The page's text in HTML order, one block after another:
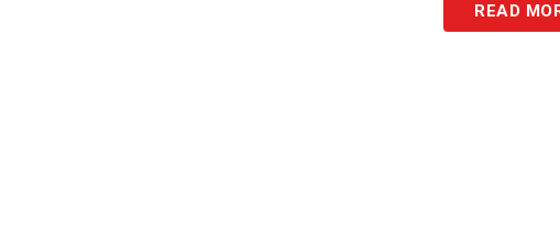
Ultimissime Lazio LIVE: le novità
READ